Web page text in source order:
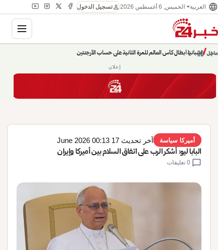
language العربية الخميس, 6 أغسطس 2026 personتسجيل الدخول
عاجل/
إسبانيا أبطال كأس العالم للمرة الثانية على حساب الأرجنتين
حديث الساعة: سيناريوهات قادمة 745
chevron_right
pause
chevron_left
إعلان
أميركا سياسة آخر تحديث 17 June 2026 00:13
البابا ليو: أشكر الرب على اتفاق السلام بين أميركا وإيران
chat_bubble